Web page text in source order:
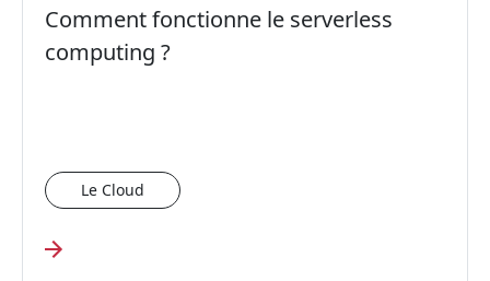
Comment fonctionne le serverless
computing ?
Le Cloud